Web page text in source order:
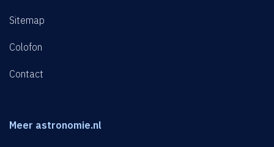
Sitemap
Colofon
Contact
Meer astronomie.nl